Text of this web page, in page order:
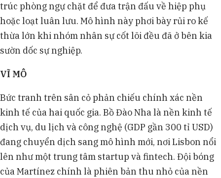
trúc phòng ngự chặt để đưa trận đấu về hiệp phụ
hoặc loạt luân lưu. Mô hình này phơi bày rủi ro kế
thừa lớn khi nhóm nhân sự cốt lõi đều đã ở bên kia
sườn dốc sự nghiệp.
VĨ MÔ
Bức tranh trên sân cỏ phản chiếu chính xác nền
kinh tế của hai quốc gia. Bồ Đào Nha là nền kinh tế
dịch vụ, du lịch và công nghệ (GDP gần 300 tỉ USD)
đang chuyển dịch sang mô hình mới, nơi Lisbon nổi
lên như một trung tâm startup và fintech. Đội bóng
của Martínez chính là phiên bản thu nhỏ của nền